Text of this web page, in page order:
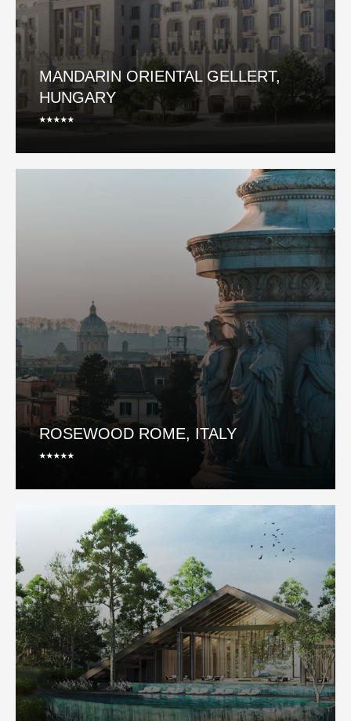
MANDARIN ORIENTAL GELLERT,
HUNGARY
⭑⭑⭑⭑⭑
ROSEWOOD ROME, ITALY
⭑⭑⭑⭑⭑